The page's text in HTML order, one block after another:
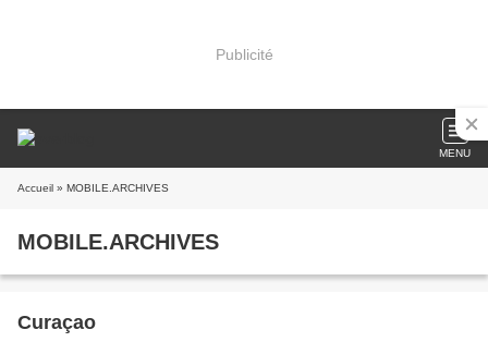
Publicité
MENU
Accueil » MOBILE.ARCHIVES
MOBILE.ARCHIVES
Curaçao